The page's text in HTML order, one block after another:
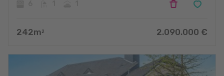
242m 2 2.090.000 €